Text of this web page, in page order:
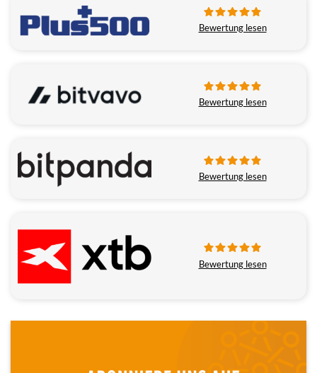
Bewertung lesen
Bewertung lesen
Bewertung lesen
Bewertung lesen